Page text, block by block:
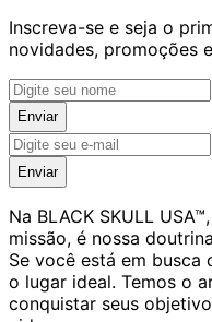
Inscreva-se e seja o
novidades, promoções
Enviar
Enviar
Na BLACK SKULL
missão, é nossa
Se você está em busca
o lugar ideal. Temos o
conquistar seus